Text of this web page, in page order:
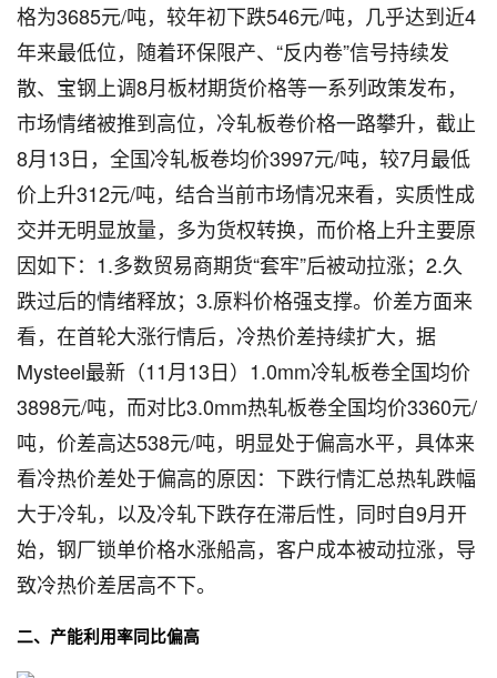
格为3685元/吨，较年初下跌546元/吨，几乎达到近4
年来最低位，随着环保限产、“反内卷”信号持续发
散、宝钢上调8月板材期货价格等一系列政策发布，
市场情绪被推到高位，冷轧板卷价格一路攀升，截止
8月13日，全国冷轧板卷均价3997元/吨，较7月最低
价上升312元/吨，结合当前市场情况来看，实质性成
交并无明显放量，多为货权转换，而价格上升主要原
因如下：1.多数贸易商期货“套牢”后被动拉涨；2.久
跌过后的情绪释放；3.原料价格强支撑。价差方面来
看，在首轮大涨行情后，冷热价差持续扩大，据
Mysteel最新（11月13日）1.0mm冷轧板卷全国均价
3898元/吨，而对比3.0mm热轧板卷全国均价3360元/
吨，价差高达538元/吨，明显处于偏高水平，具体来
看冷热价差处于偏高的原因：下跌行情汇总热轧跌幅
大于冷轧，以及冷轧下跌存在滞后性，同时自9月开
始，钢厂锁单价格水涨船高，客户成本被动拉涨，导
致冷热价差居高不下。
二、产能利用率同比偏高